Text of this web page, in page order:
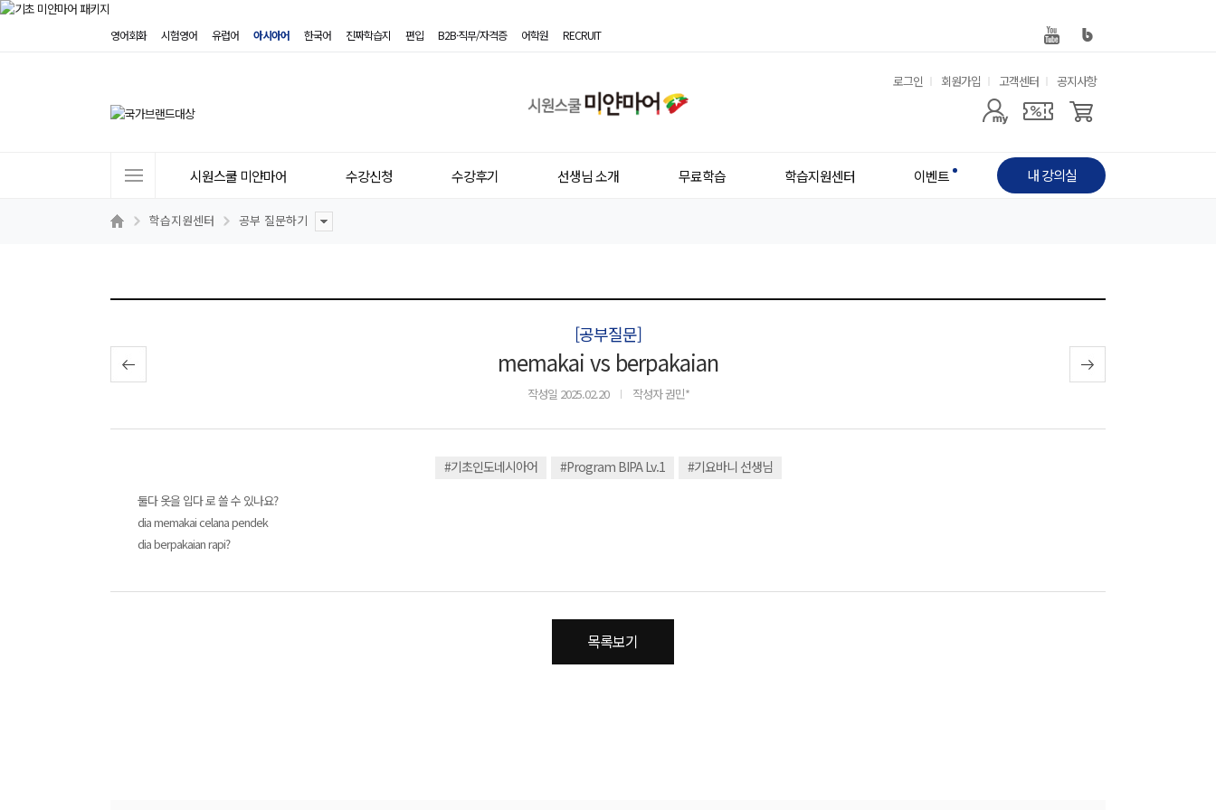
영어회화 시험영어 유럽어 아시아어 한국어 진짜학습지 편입 B2B·직무/자격증 어학원 RECRUIT
스
마
유
로그인 회원가입 고객센터 공지사항
사
트
시원스쿨 미얀마어 수강신청 수강후기 선생님 소개 무료학습 학습지원센터 이벤트 내 강의실
학습지원센터 공부 질문하기
[공부질문]
memakai vs berpakaian
작성일 2025.02.20 작성자 권민*
#기초인도네시아어 #Program BIPA Lv.1 #기요바니 선생님
둘다 옷을 입다 로 쓸 수 있나요?
dia memakai celana pendek
dia berpakaian rapi?
목록보기